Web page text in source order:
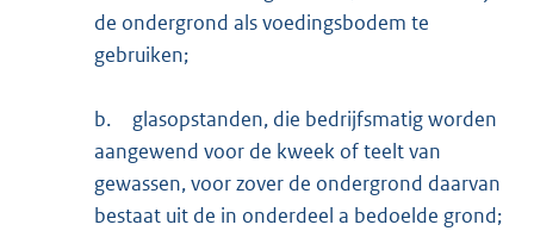
de ondergrond als voedingsbodem te
gebruiken;
b.
glasopstanden, die bedrijfsmatig worden
aangewend voor de kweek of teelt van
gewassen, voor zover de ondergrond daarvan
bestaat uit de in onderdeel a bedoelde grond;